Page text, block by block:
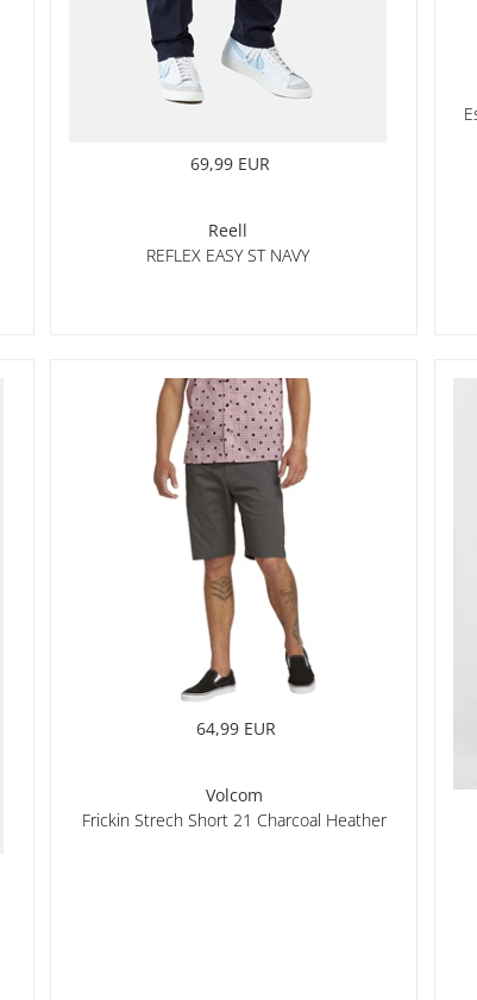
69,99 EUR
Reell
REFLEX EASY ST NAVY
64,99 EUR
Volcom
Frickin Strech Short 21 Charcoal Heather